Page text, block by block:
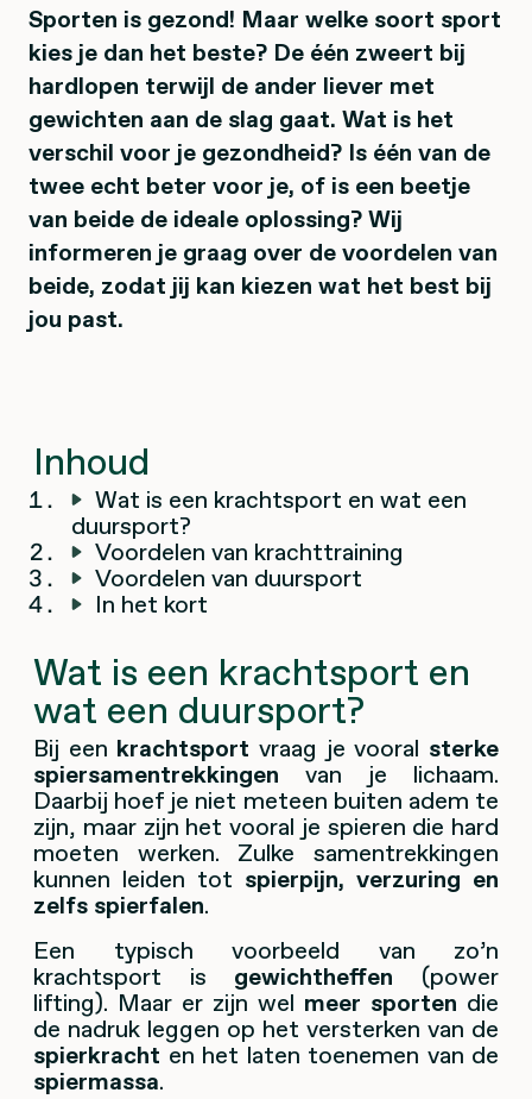
Sporten is gezond! Maar welke soort sport
kies je dan het beste? De één zweert bij
hardlopen terwijl de ander liever met
gewichten aan de slag gaat. Wat is het
verschil voor je gezondheid? Is één van de
twee echt beter voor je, of is een beetje
van beide de ideale oplossing? Wij
informeren je graag over de voordelen van
beide, zodat jij kan kiezen wat het best bij
jou past.
Inhoud
Wat is een krachtsport en wat een
duursport?
Voordelen van krachttraining
Voordelen van duursport
In het kort
Wat is een krachtsport en
wat een duursport?
Bij een krachtsportvraag je vooral sterke
spiersamentrekkingen van je lichaam.
Daarbij hoef je niet meteen buiten adem te
zijn, maar zijn het vooral je spieren die hard
moeten werken. Zulke samentrekkingen
kunnen leiden tot spierpijn, verzuring en
zelfs spierfalen.
Een typisch voorbeeld van zo’n
krachtsport is gewichtheffen (power
lifting). Maar er zijn wel meer sporten die
de nadruk leggen op het versterken van de
spierkracht en het laten toenemen van de
spiermassa.